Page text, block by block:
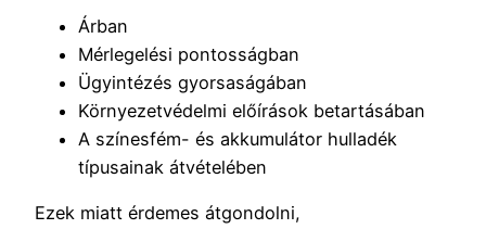
Árban
Mérlegelési pontosságban
Ügyintézés gyorsaságában
Környezetvédelmi előírások betartásában
A színesfém- és akkumulátor hulladék
típusainak átvételében
Ezek miatt érdemes átgondolni,